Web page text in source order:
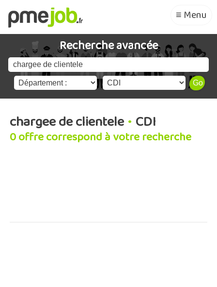
≡ Menu
Recherche avancée
chargee de clientele • CDI
0 offre correspond à votre recherche